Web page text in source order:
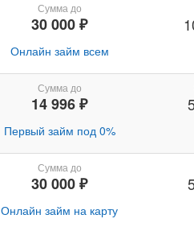
Сумма до
30 000 ₽
Онлайн займ всем
Сумма до
14 996 ₽
Первый займ под 0%
Сумма до
30 000 ₽
Онлайн займ на карту